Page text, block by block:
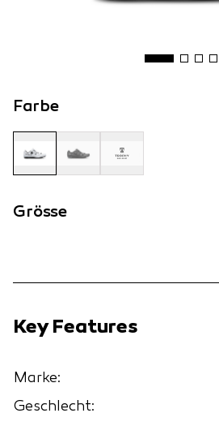
Farbe
Grösse
Key Features
Marke:
Geschlecht: